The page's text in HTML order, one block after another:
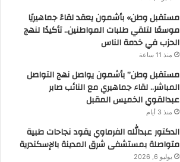
مستقبل وطن» بأشمون يعقد لقاءً جماهيريًا
موسعًا لتلقي طلبات المواطنين.. تأكيدًا لنهج
الحزب في خدمة الناس
منذ 11 ساعة
مستقبل وطن” بأشمون يواصل نهج التواصل
المباشر.. لقاء جماهيري مع النائب صابر
عبدالقوي الخميس المقبل
منذ 3 أيام
الدكتور عبدالله الفرماوي يقود نجاحات طبية
متواصلة بمستشفى شرق المدينة بالإسكندرية
يوليو 6, 2026